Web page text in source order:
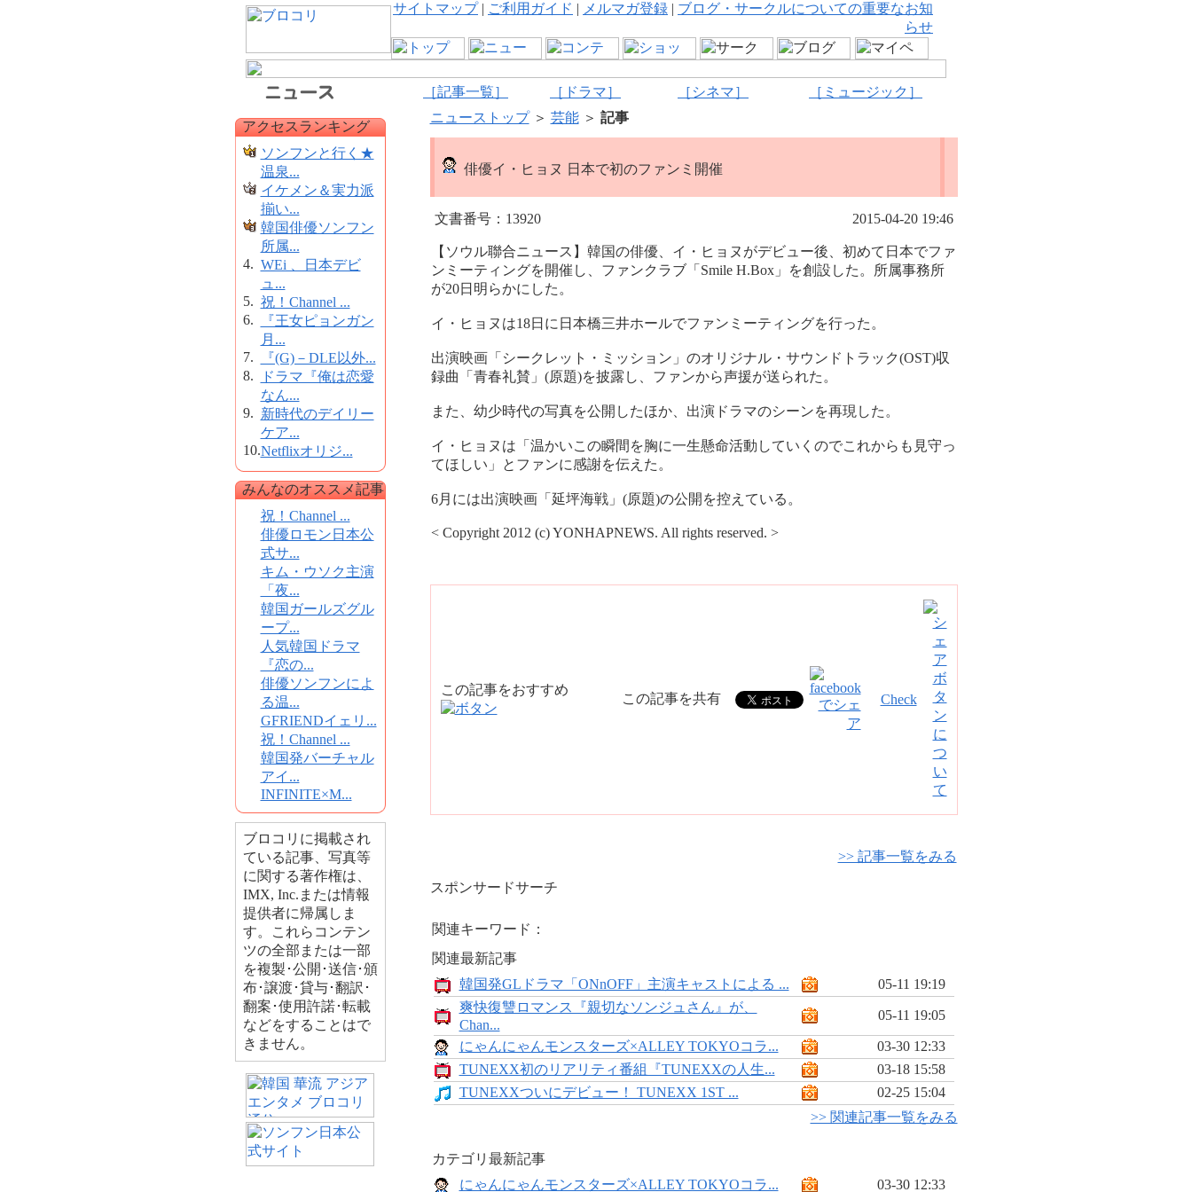
サイトマップ| ご利用ガイド | メルマガ登録 | ブログ・サークルについての重要なお知
らせ
［記事一覧］ ［ドラマ］ ［シネマ］ ［ミュージック］
アクセスランキング
ソンフンと行く★
温泉...
イケメン＆実力派
揃い...
韓国俳優ソンフン
所属...
4. WEi 、日本デビ
ュ...
5. 祝！Channel ...
6.
『王女ピョンガン
月...
7.
『(G)－DLE以外...
8.
ドラマ『俺は恋愛
なん...
9. 新時代のデイリー
ケア...
10.Netflixオリジ...
みんなのオススメ記事
祝！Channel ...
俳優ロモン日本公
式サ...
キム・ウソク主演
「夜...
韓国ガールズグル
ープ...
人気韓国ドラマ
『恋の...
俳優ソンフンによ
る温...
GFRIENDイェリ...
祝！Channel ...
韓国発バーチャル
アイ...
INFINITE×M...
ブロコリに掲載され
ている記事、写真等
に関する著作権は、
IMX, Inc.または情報
提供者に帰属しま
す。これらコンテン
ツの全部または一部
を複製･公開･送信･頒
布･譲渡･貸与･翻訳･
翻案･使用許諾･転載
などをすることはで
きません。
ニューストップ＞ 芸能＞ 記事
俳優イ・ヒョヌ 日本で初のファンミ開催
文書番号：13920 2015-04-20 19:46
【ソウル聯合ニュース】韓国の俳優、イ・ヒョヌがデビュー後、初めて日本でファ
ンミーティングを開催し、ファンクラブ「Smile H.Box」を創設した。所属事務所
が20日明らかにした。
イ・ヒョヌは18日に日本橋三井ホールでファンミーティングを行った。
出演映画「シークレット・ミッション」のオリジナル・サウンドトラック(OST)収
録曲「青春礼賛」(原題)を披露し、ファンから声援が送られた。
また、幼少時代の写真を公開したほか、出演ドラマのシーンを再現した。
イ・ヒョヌは「温かいこの瞬間を胸に一生懸命活動していくのでこれからも見守っ
てほしい」とファンに感謝を伝えた。
6月には出演映画「延坪海戦」(原題)の公開を控えている。
< Copyright 2012 (c) YONHAPNEWS. All rights reserved. >
この記事をおすすめ
この記事を共有 Check
>> 記事一覧をみる
スポンサードサーチ
関連キーワード：
関連最新記事
韓国発GLドラマ「ONnOFF」主演キャストによる ...
05-11 19:19
爽快復讐ロマンス『親切なソンジュさん』が、
Chan...
05-11 19:05
にゃんにゃんモンスターズ×ALLEY TOKYOコラ...
03-30 12:33
TUNEXX初のリアリティ番組『TUNEXXの人生...
03-18 15:58
TUNEXXついにデビュー！ TUNEXX 1ST ...
02-25 15:04
>> 関連記事一覧をみる
カテゴリ最新記事
にゃんにゃんモンスターズ×ALLEY TOKYOコラ...
03-30 12:33